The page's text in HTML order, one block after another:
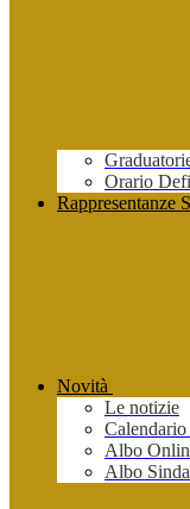
Orario
Rappresentanze
Novità
Le notizie
Calendario
Albo
Albo